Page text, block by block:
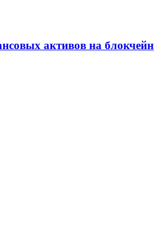
активов на блокчейн